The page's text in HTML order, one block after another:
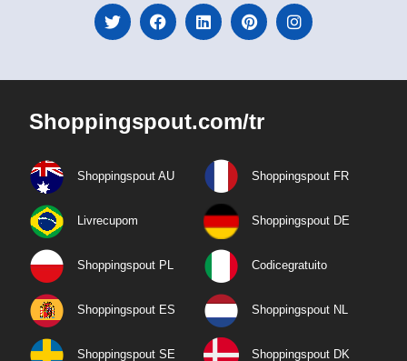
Shoppingspout.com/tr
Shoppingspout AU Shoppingspout FR
Livrecupom Shoppingspout DE
Shoppingspout PL Codicegratuito
Shoppingspout ES Shoppingspout NL
Shoppingspout SE Shoppingspout DK